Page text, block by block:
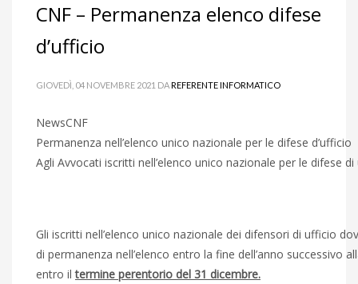
CNF – Permanenza elenco difese
d’ufficio
GIOVEDÌ, 04 NOVEMBRE 2021 DAREFERENTE INFORMATICO
NewsCNF
Permanenza nell’elenco unico nazionale per le difese d’ufficio
Agli Avvocati iscritti nell’elenco unico nazionale per le difese
Gli iscritti nell’elenco unico nazionale dei difensori di ufficio
di permanenza nell’elenco entro la fine dell’anno successivo
entro iltermine perentorio del 31 dicembre.